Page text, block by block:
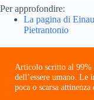
Per approfondire:
La pagina di
Pietrantonio
Articolo scritto al 99%
dell’essere umano. Le
poca o scarsa